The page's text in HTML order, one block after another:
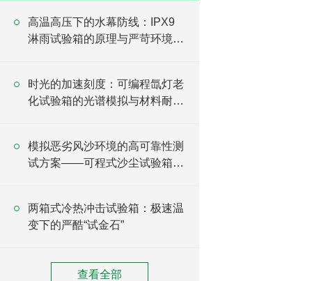
高温高压下的水幕防线：IPX9
淋雨试验箱的原理与严苛环境验
时光的加速刻度：可编程氙灯老
化试验箱的光谱模拟与材料耐候
模拟恶劣风沙环境的高可靠性测
试方案——可程式沙尘试验箱详
两箱式冷热冲击试验箱：极速温
变下的严酷“试金石”
查看全部